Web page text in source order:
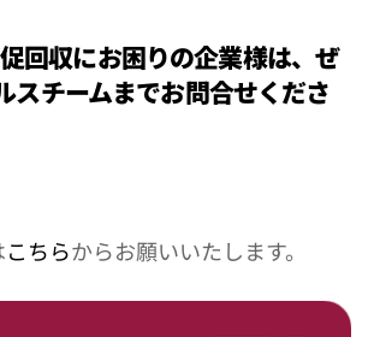
回収にお困りの企業様は、ぜ
スチームまでお問合せくださ
こちらからお願いいたします。